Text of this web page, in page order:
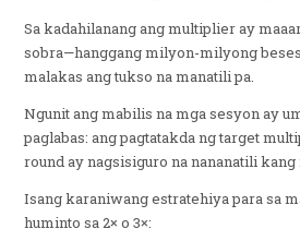
Sa kadahilanang ang multiplier ay
sobra—hanggang milyon-milyong
malakas ang tukso na manatili pa.
Ngunit ang mabilis na mga sesyon ay
paglabas: ang pagtatakda ng target
round ay nagsisiguro na nananatili kang
Isang karaniwang estratehiya para sa
huminto sa 2× o 3×: